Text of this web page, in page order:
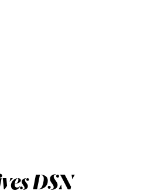
DSN